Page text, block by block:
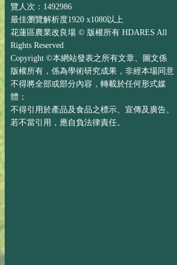
覽人次：1492986
最佳瀏覽解析度1920 x1080以上
花蓮區農業改良場 © 版權所有 HDARES All
Rights Reserved
Copyright ©本網站發表之所有文章、圖文係
版權所有，係為學術研究成果，非經本場同意
不得將全部或部分內容，轉載於任何形式媒
體；
不得引用於產品及食品之標示、宣傳及廣告。
若不當引用，應自負法律責任。